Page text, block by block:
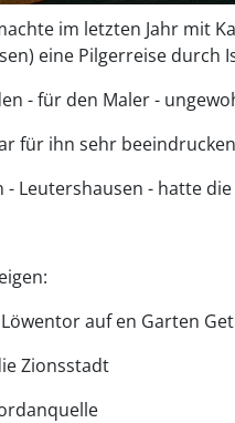
im letzten Jahr mit
eine Pilgerreise durch
- für den Maler -
für ihn sehr
- Leutershausen - hatte
auf en Garten
Zionsstadt